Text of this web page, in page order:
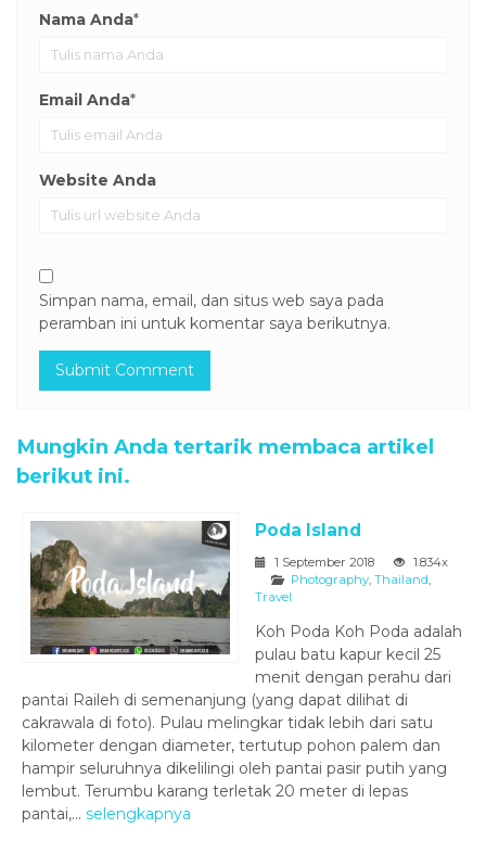
Nama Anda*
Email Anda*
Website Anda
Simpan nama, email, dan situs web saya pada
peramban ini untuk komentar saya berikutnya.
Mungkin Anda tertarik membaca artikel
berikut ini.
Poda Island
1 September 2018
1.834x
Photography, Thailand,
Travel
Koh Poda Koh Poda adalah
pulau batu kapur kecil 25
menit dengan perahu dari
pantai Raileh di semenanjung (yang dapat dilihat di
cakrawala di foto). Pulau melingkar tidak lebih dari satu
kilometer dengan diameter, tertutup pohon palem dan
hampir seluruhnya dikelilingi oleh pantai pasir putih yang
lembut. Terumbu karang terletak 20 meter di lepas
pantai,... selengkapnya